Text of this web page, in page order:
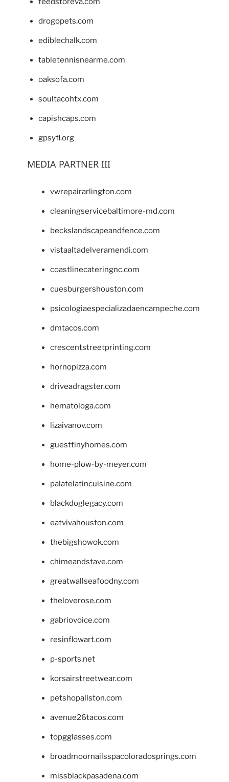
drogopets.com
ediblechalk.com
tabletennisnearme.com
oaksofa.com
soultacohtx.com
capishcaps.com
gpsyfl.org
MEDIA PARTNER III
vwrepairarlington.com
cleaningservicebaltimore-md.com
beckslandscapeandfence.com
vistaaltadelveramendi.com
coastlinecateringnc.com
cuesburgershouston.com
psicologiaespecializadaencampeche.com
dmtacos.com
crescentstreetprinting.com
hornopizza.com
driveadragster.com
hematologa.com
lizaivanov.com
guesttinyhomes.com
home-plow-by-meyer.com
palatelatincuisine.com
blackdoglegacy.com
eatvivahouston.com
thebigshowok.com
chimeandstave.com
greatwallseafoodny.com
theloverose.com
gabriovoice.com
resinflowart.com
p-sports.net
korsairstreetwear.com
petshopallston.com
avenue26tacos.com
topgglasses.com
broadmoornailsspacoloradosprings.com
missblackpasadena.com